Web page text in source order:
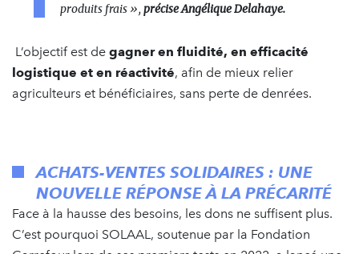
produits frais », précise Angélique Delahaye.
L’objectif est de gagner en fluidité, en efficacité
logistique et en réactivité, afin de mieux relier
agriculteurs et bénéficiaires, sans perte de denrées.
ACHATS-VENTES SOLIDAIRES : UNE
NOUVELLE RÉPONSE À LA PRÉCARITÉ
Face à la hausse des besoins, les dons ne suffisent plus.
C’est pourquoi SOLAAL, soutenue par la Fondation